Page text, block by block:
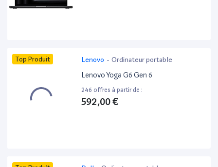
Top Produit Lenovo - Ordinateur portable
Lenovo Yoga G6 Gen 6
246 offres à partir de :
592,00 €